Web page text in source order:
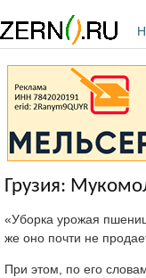
Грузия:
«Уборка урожая
же оно почти не
При этом, по его